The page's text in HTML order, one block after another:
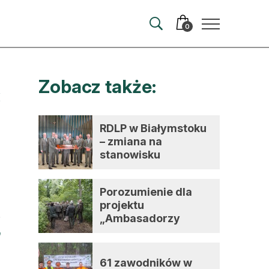
0
Zobacz także:
RDLP w Białymstoku
– zmiana na
stanowisku
Porozumienie dla
projektu
„Ambasadorzy
61 zawodników w